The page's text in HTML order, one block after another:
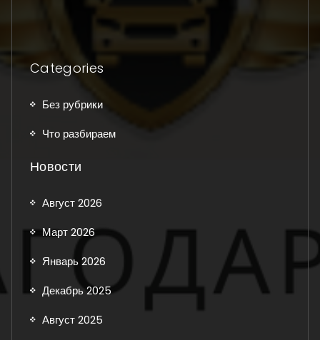
Categories
Без рубрики
Что разбираем
Новости
Август 2026
Март 2026
Январь 2026
Декабрь 2025
Август 2025